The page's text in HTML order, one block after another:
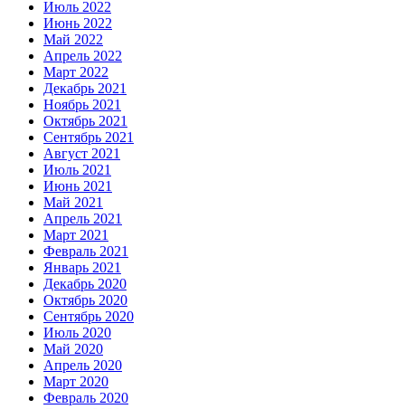
Июль 2022
Июнь 2022
Май 2022
Апрель 2022
Март 2022
Декабрь 2021
Ноябрь 2021
Октябрь 2021
Сентябрь 2021
Август 2021
Июль 2021
Июнь 2021
Май 2021
Апрель 2021
Март 2021
Февраль 2021
Январь 2021
Декабрь 2020
Октябрь 2020
Сентябрь 2020
Июль 2020
Май 2020
Апрель 2020
Март 2020
Февраль 2020